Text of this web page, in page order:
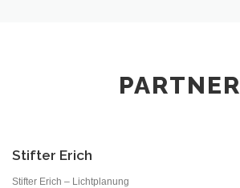
PARTNER
Stifter Erich
Stifter Erich – Lichtplanung